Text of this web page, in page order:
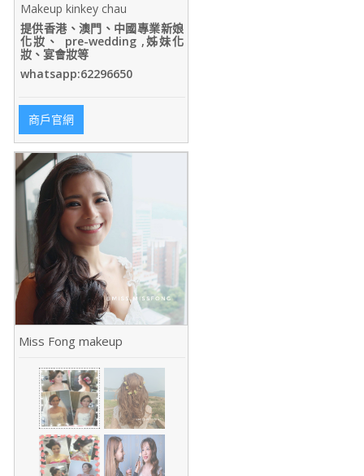
Makeup kinkey chau
提供香港、澳門、中國專業新娘
化妝、 pre-wedding ,姊妹化
妝、宴會妝等
whatsapp:62296650
商戶官網
Miss Fong makeup